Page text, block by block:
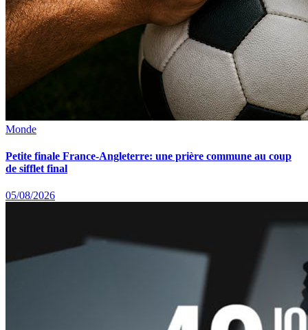
Monde
Petite finale France-Angleterre: une prière commune au coup
de sifflet final
05/08/2026